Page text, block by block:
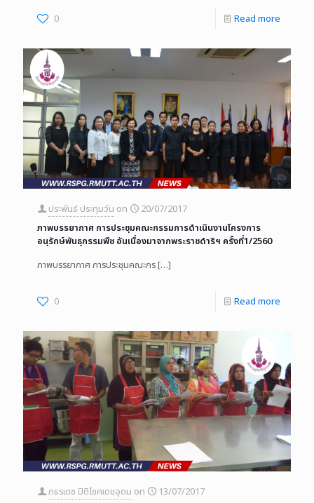
0 Read more
ประพันธ์ ประทุมวัน on
20/07/2017
ภาพบรรยากาศ การประชุมคณะกรรมการดำเนินงานโครงการ
อนุรักษ์พันธุกรรมพืช อันเนื่องมาจากพระราชดำริฯ ครั้งที่1/2560
ภาพบรรยากาศ การประชุมคณะกร[…]
0 Read more
ภธรเดช ปิติโชคเดชอุดม on
13/07/2017